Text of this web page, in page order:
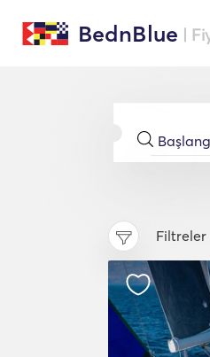
BednBlue |
Filtreler